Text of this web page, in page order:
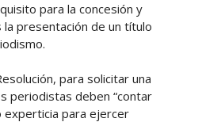
para la concesión y
la presentación de un título
para solicitar una
periodistas deben “contar
experticia para ejercer